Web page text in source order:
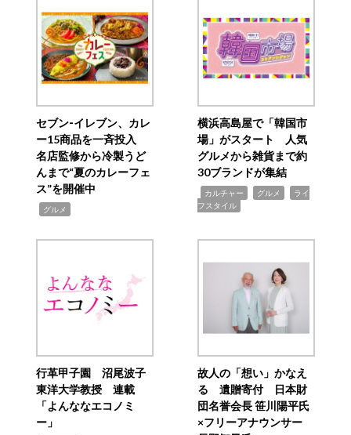
セブン‐イレブン、カレ
ー15商品を一斉投入
名店監修から冷製うど
んまで“夏のカレーフェ
ス”を開催中
グルメ
横浜高島屋で「韓国市
場」がスタート 人気
グルメから雑貨まで約
30ブランドが集結
カルチャー グルメ
ライ
フスタイル
行革甲子園 沼尾波子
東洋大学教授 連載
「よんななエコノミ
ー」
故人の「想い」かなえ
る 遺贈寄付 日本財
団名誉会長 笹川陽平氏
×フリーアナウンサー